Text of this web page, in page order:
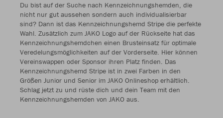
Du bist auf der Suche nach Kennzeichnungshemden, die
nicht nur gut aussehen sondern auch individualisierbar
sind? Dann ist das Kennzeichnungshemd Stripe die perfekte
Wahl. Zusätzlich zum JAKO Logo auf der Rückseite hat das
Kennzeichnungshemdchen einen Brusteinsatz für optimale
Veredelungsmöglichkeiten auf der Vorderseite. Hier können
Vereinswappen oder Sponsor ihren Platz finden. Das
Kennzeichnungshemd Stripe ist in zwei Farben in den
Größen Junior und Senior im JAKO Onlineshop erhältlich.
Schlag jetzt zu und rüste dich und dein Team mit den
Kennzeichnungshemden von JAKO aus.